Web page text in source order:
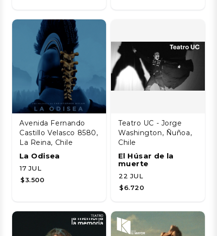
Avenida Fernando
Castillo Velasco 8580,
La Reina, Chile
La Odisea
17 JUL
$3.500
Teatro UC - Jorge
Washington, Ñuñoa,
Chile
El Húsar de la
muerte
22 JUL
$6.720